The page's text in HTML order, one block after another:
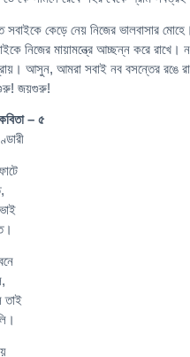
সবাইকে কেড়ে নেয় নিজের ভালবাসার
নিজের মায়ামন্ত্রে আচ্ছন্ন করে
আসুন, আমরা সবাই নব বসন্তের রঙে
জয়গুরু!
– ৫
তাই